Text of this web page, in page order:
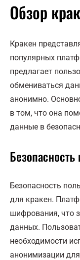
Обзор
Кракен
популярных
предлагает
обмениваться
анонимно.
в том, что она
данные в
Безопасность
для кракен.
шифрования, что
данных.
необходимости
анонимизации